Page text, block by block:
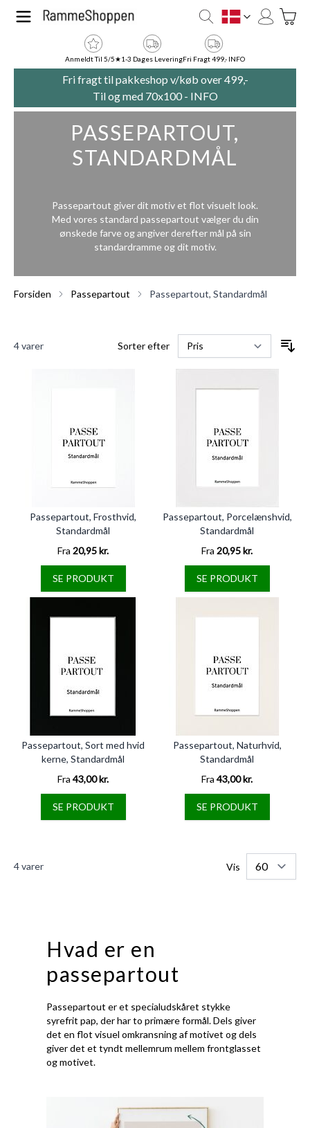
Skip to Content
DK
Anmeldt Til 5/5★1-3 Dages LeveringFri Fragt 499,- INFO
Fri fragt til pakkeshop v/køb over 499,-
Til og med 70x100 - INFO
PASSEPARTOUT,
STANDARDMÅL
Passepartout giver dit motiv et flot visuelt look.
Med vores standard passepartout vælger du din
ønskede farve og angiver derefter mål på sin
standardramme og dit motiv.
Forsiden Passepartout Passepartout, Standardmål
4varer Sorter efter
Passepartout, Frosthvid,
Standardmål
Fra 20,95 kr.
SE PRODUKT
Passepartout, Porcelænshvid,
Standardmål
Fra 20,95 kr.
SE PRODUKT
Passepartout, Sort med hvid
kerne, Standardmål
Fra 43,00 kr.
SE PRODUKT
Passepartout, Naturhvid,
Standardmål
Fra 43,00 kr.
SE PRODUKT
4varer Vis
Hvad er en
passepartout
Passepartout er et specialudskåret stykke
syrefrit pap, der har to primære formål. Dels giver
det en flot visuel omkransning af motivet og dels
giver det et tyndt mellemrum mellem frontglasset
og motivet.